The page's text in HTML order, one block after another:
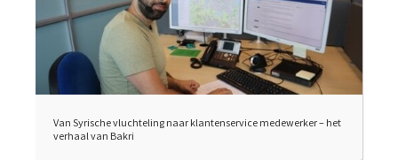
Van Syrische vluchteling naar klantenservice medewerker – het
verhaal van Bakri